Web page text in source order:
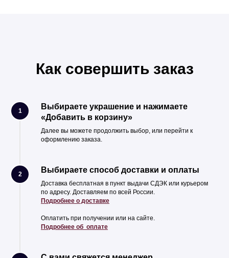
Как совершить заказ
1
Выбираете украшение и нажимаете
«Добавить в корзину»
Далее вы можете продолжить выбор, или перейти к
оформлению заказа.
2 Выбираете способ доставки и оплаты
Доставка бесплатная в пункт выдачи СДЭК или курьером
по адресу. Доставляем по всей России.
Подробнее о доставке
Оплатить при получении или на сайте.
Подробнее об оплате